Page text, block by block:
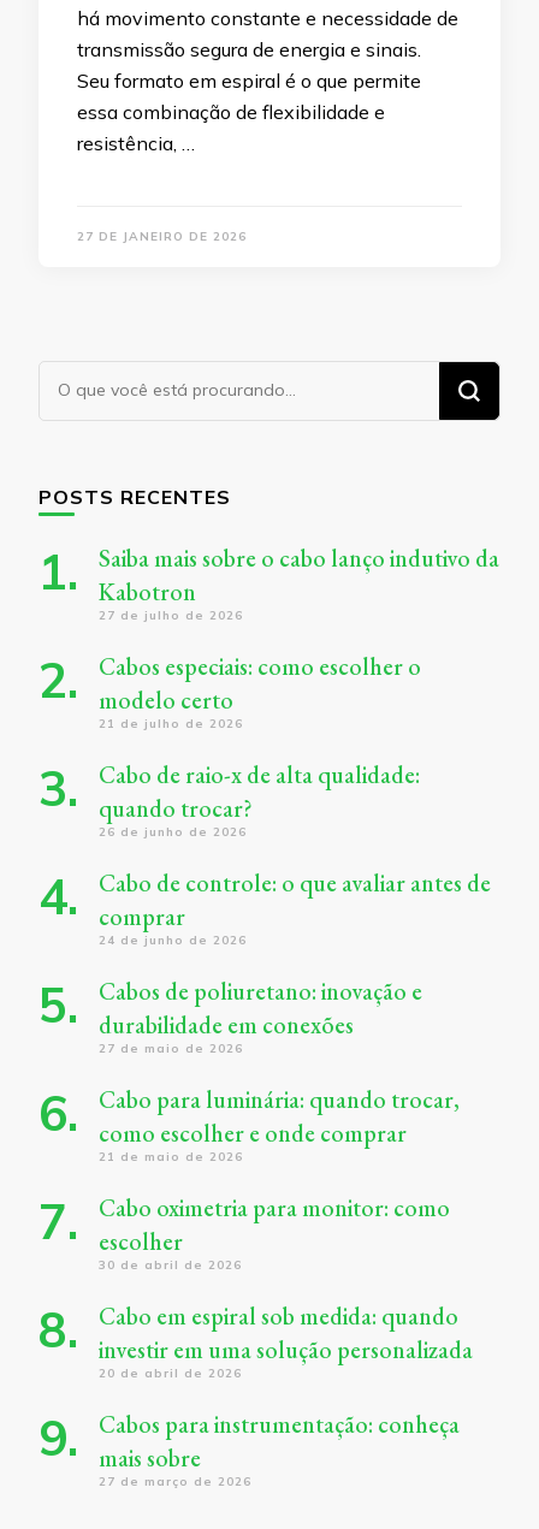
há movimento constante e necessidade de
transmissão segura de energia e sinais.
Seu formato em espiral é o que permite
essa combinação de flexibilidade e
resistência, …
27 DE JANEIRO DE 2026
Procurando
algo?
POSTS RECENTES
Saiba mais sobre o cabo lanço indutivo da
Kabotron
27 de julho de 2026
Cabos especiais: como escolher o
modelo certo
21 de julho de 2026
Cabo de raio-x de alta qualidade:
quando trocar?
26 de junho de 2026
Cabo de controle: o que avaliar antes de
comprar
24 de junho de 2026
Cabos de poliuretano: inovação e
durabilidade em conexões
27 de maio de 2026
Cabo para luminária: quando trocar,
como escolher e onde comprar
21 de maio de 2026
Cabo oximetria para monitor: como
escolher
30 de abril de 2026
Cabo em espiral sob medida: quando
investir em uma solução personalizada
20 de abril de 2026
Cabos para instrumentação: conheça
mais sobre
27 de março de 2026